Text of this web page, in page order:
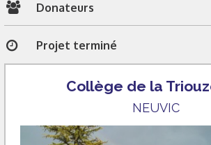
Donateurs
Projet terminé
Collège de la
NEUVIC